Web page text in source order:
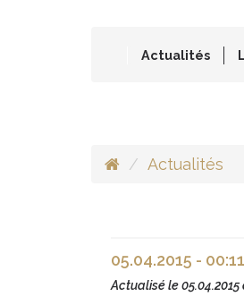
Actualités
Actualités
05.04.2015 - 00:11
Actualisé le05.04.2015